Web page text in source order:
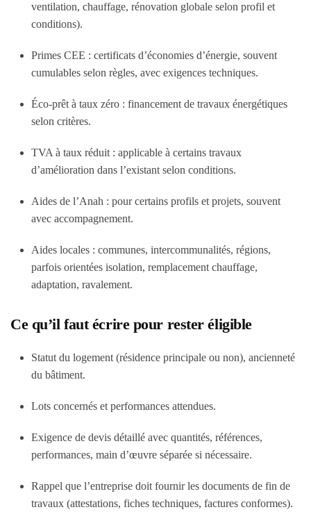
ventilation, chauffage, rénovation globale selon profil et
conditions).
Primes CEE : certificats d’économies d’énergie, souvent
cumulables selon règles, avec exigences techniques.
Éco-prêt à taux zéro : financement de travaux énergétiques
selon critères.
TVA à taux réduit : applicable à certains travaux
d’amélioration dans l’existant selon conditions.
Aides de l’Anah : pour certains profils et projets, souvent
avec accompagnement.
Aides locales : communes, intercommunalités, régions,
parfois orientées isolation, remplacement chauffage,
adaptation, ravalement.
Ce qu’il faut écrire pour rester éligible
Statut du logement (résidence principale ou non), ancienneté
du bâtiment.
Lots concernés et performances attendues.
Exigence de devis détaillé avec quantités, références,
performances, main d’œuvre séparée si nécessaire.
Rappel que l’entreprise doit fournir les documents de fin de
travaux (attestations, fiches techniques, factures conformes).